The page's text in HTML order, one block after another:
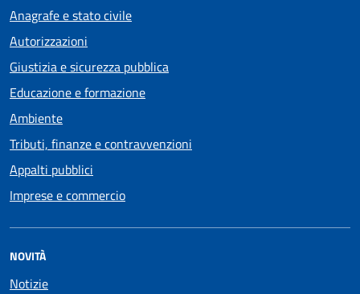
Anagrafe e stato civile
Autorizzazioni
Giustizia e sicurezza pubblica
Educazione e formazione
Ambiente
Tributi, finanze e contravvenzioni
Appalti pubblici
Imprese e commercio
NOVITÀ
Notizie